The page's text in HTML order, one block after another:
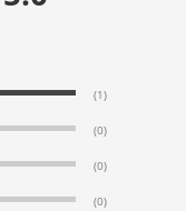
(1)
(0)
(0)
(0)